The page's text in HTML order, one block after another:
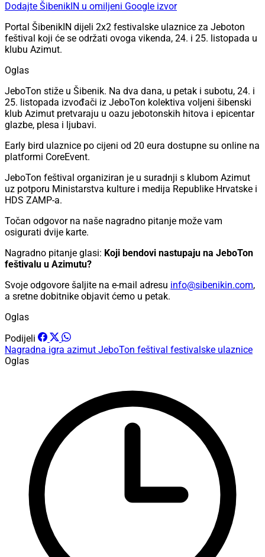
Dodajte ŠibenikIN u omiljeni Google izvor
Portal ŠibenikIN dijeli 2x2 festivalske ulaznice za Jeboton
feštival koji će se održati ovoga vikenda, 24. i 25. listopada u
klubu Azimut.
Oglas
JeboTon stiže u Šibenik. Na dva dana, u petak i subotu, 24. i
25. listopada izvođači iz JeboTon kolektiva voljeni šibenski
klub Azimut pretvaraju u oazu jebotonskih hitova i epicentar
glazbe, plesa i ljubavi.
Early bird ulaznice po cijeni od 20 eura dostupne su online na
platformi CoreEvent.
JeboTon feštival organiziran je u suradnji s klubom Azimut
uz potporu Ministarstva kulture i medija Republike Hrvatske i
HDS ZAMP-a.
Točan odgovor na naše nagradno pitanje može vam
osigurati dvije karte.
Nagradno pitanje glasi: Koji bendovi nastupaju na JeboTon
feštivalu u Azimutu?
Svoje odgovore šaljite na e-mail adresu info@sibenikin.com,
a sretne dobitnike objavit ćemo u petak.
Oglas
Podijeli
Nagradna igra azimut JeboTon feštival festivalske ulaznice
Oglas